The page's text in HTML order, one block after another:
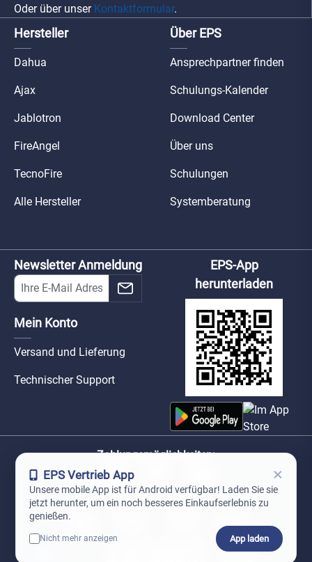
Oder über unser Kontaktformular.
Hersteller
Dahua
Ajax
Jablotron
FireAngel
TecnoFire
Alle Hersteller
Über EPS
Ansprechpartner finden
Schulungs-Kalender
Download Center
Über uns
Schulungen
Systemberatung
Newsletter Anmeldung
Mein Konto
Versand und Lieferung
Technischer Support
EPS-App
herunterladen
Zahlungsmöglichkeiten:
Unsere Versandpartner:
EPS Vertrieb App ×
Unsere mobile App ist für Android verfügbar! Laden Sie sie
jetzt herunter, um ein noch besseres Einkaufserlebnis zu
genießen.
Nicht mehr anzeigen App laden